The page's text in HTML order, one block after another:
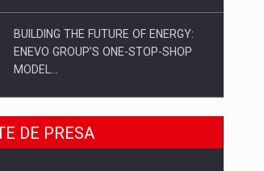
BUILDING THE FUTURE OF ENERGY:
ENEVO GROUP’S ONE-STOP-SHOP
MODEL…
ROOTED IN ROMANIA, BUILT TO
DELIVER TECHNOLOGY FOR THE…
DE PRESA